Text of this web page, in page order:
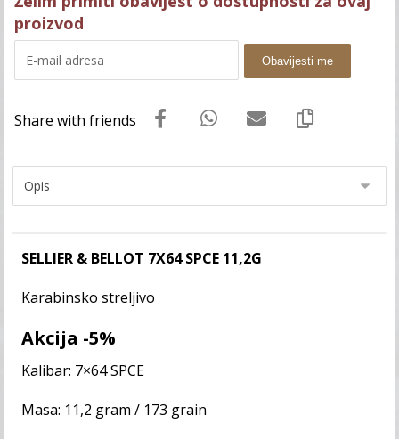
proizvod
Obavijesti me
SELLIER & BELLOT 7X64 SPCE 11,2G
Karabinsko streljivo
Akcija -5%
Kalibar: 7×64 SPCE
Masa: 11,2 gram / 173 grain